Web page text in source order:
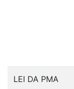
LEI DA PMA